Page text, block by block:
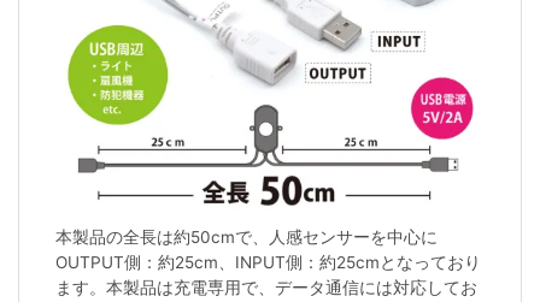
本製品の全長は約50cmで、人感センサーを中心に
OUTPUT側：約25cm、INPUT側：約25cmとなっており
ます。本製品は充電専用で、データ通信には対応してお